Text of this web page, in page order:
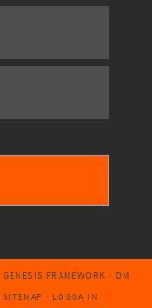
GENESIS FRAMEWORK · OM
SITEMAP · LOGGA IN